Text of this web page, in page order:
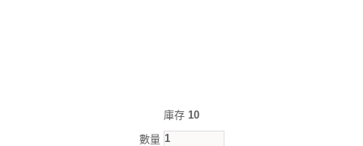
庫存 10
數量